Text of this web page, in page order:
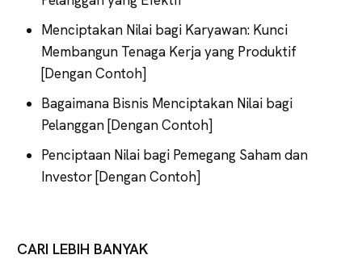
Menciptakan Nilai bagi Karyawan: Kunci
Membangun Tenaga Kerja yang Produktif
[Dengan Contoh]
Bagaimana Bisnis Menciptakan Nilai bagi
Pelanggan [Dengan Contoh]
Penciptaan Nilai bagi Pemegang Saham dan
Investor [Dengan Contoh]
CARI LEBIH BANYAK